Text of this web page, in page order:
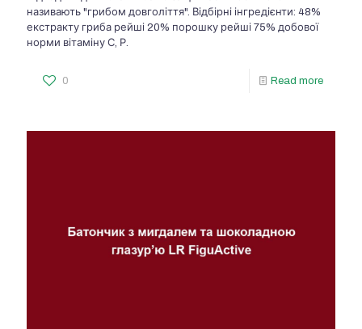
називають "грибом довголіття". Відбірні інгредієнти: 48%
екстракту гриба рейші 20% порошку рейші 75% добової
норми вітаміну С, Р.
0 Read more